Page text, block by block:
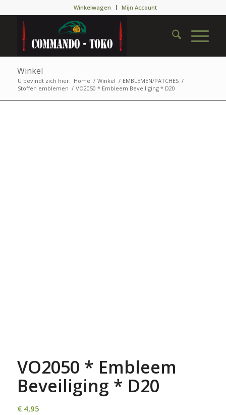
Winkelwagen Mijn Account
Winkel
U bevindt zich hier: Home / Winkel / EMBLEMEN/PATCHES /
Stoffen emblemen / VO2050 * Embleem Beveiliging * D20
VO2050 * Embleem
Beveiliging * D20
€4,95